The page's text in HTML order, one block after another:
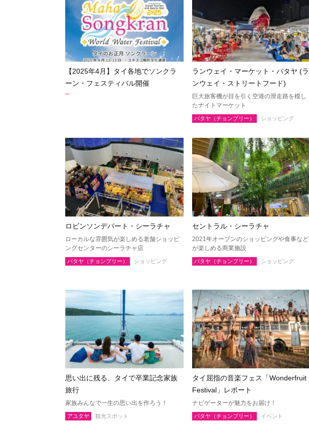
ローイエット
マハーサーラカーム
ヤソートーン
シーサケート
スリン
チャイヤプーム
南イサーン
パタヤ（チョンブリー） トラート
サケーオ
ナコーンナーヨック
バンコク サムットソンクラーム
ナコーンパトム
カンチャナブリー
チャアム（ペッチャブリー）
アーントーン
ロッブリー
ノンタブリー
ペッチャブリー
プラチュアップキリカン
サムットサーコーン
サラブリー
スパンブリー
プーケット サムイ島（スラーターニー）
ランタ島（クラビ）
トラン
カオラック（パンガー）
チュンポーン
ナコーンシータマラート
パッターニー
ラノーン
サトゥーン
スラーターニー
ヤラー
【2025年4月】タイ各地でソンクラ
ーン・フェスティバル開催
ランウェイ・マーケット・パタヤ (ラ
ンウェイ・ストリートフード)
巨大旅客機が目を引く空港の滑走路を模し
たナイトマーケット
パタヤ（チョンブリー） ショッピング
ロビンソンデパート・シーラチャ
ローカルな雰囲気が楽しめる老舗ショッピ
ングセンターのシーラチャ店
パタヤ（チョンブリー） ショッピング
セントラル・シーラチャ
2021年オープンのショッピングや食事など
が楽しめる商業施設
パタヤ（チョンブリー） ショッピング
思い出に残る、タイで卒業記念家族
旅行
家族みんなで一生の思い出を作ろう！
アユタヤ 観光スポット
タイ屈指の音楽フェス「Wonderfruit
Festival」レポート
ナビゲーターが魅力をお届け！
パタヤ（チョンブリー） イベント